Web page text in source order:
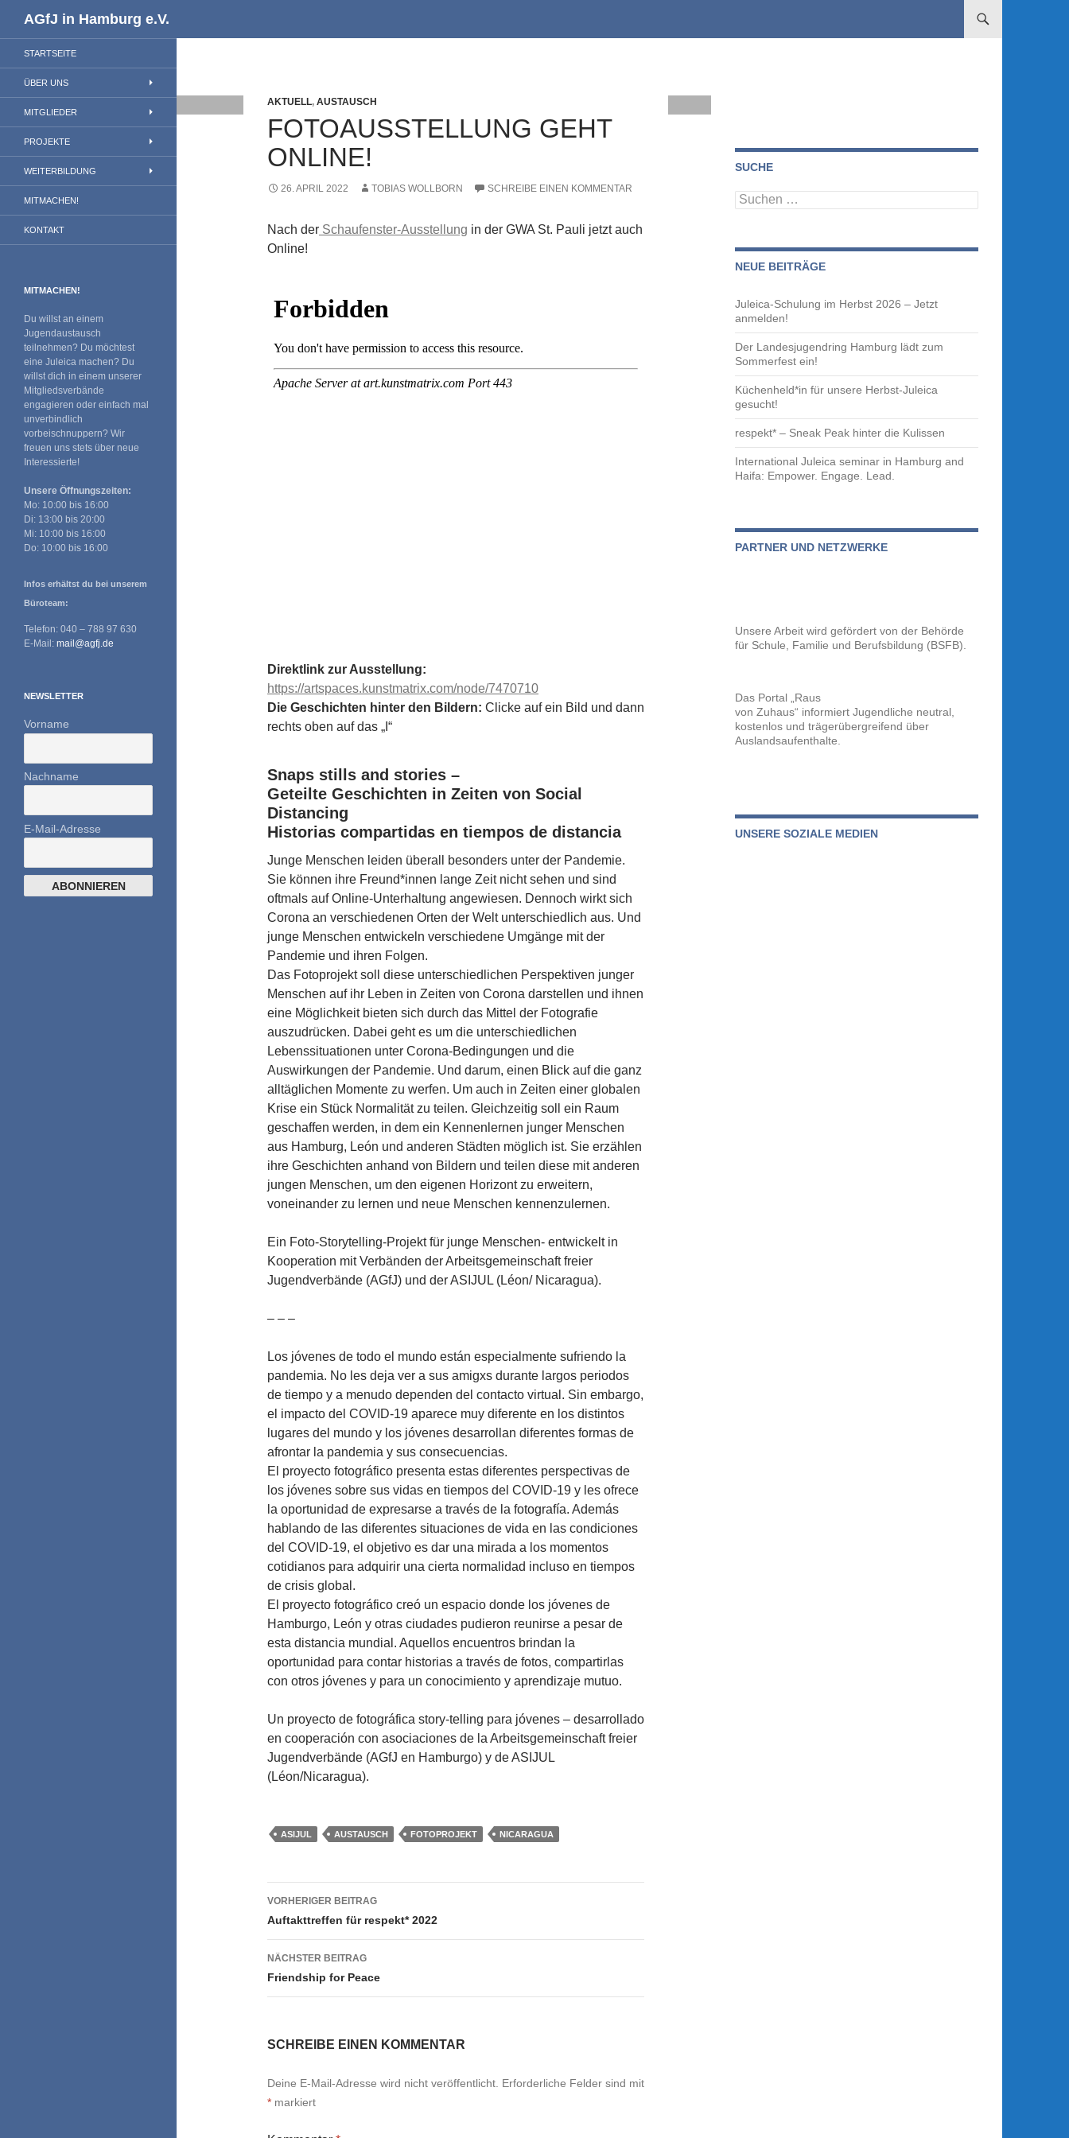
AGfJ in Hamburg e.V.
AKTUELL, AUSTAUSCH
FOTOAUSSTELLUNG GEHT
ONLINE!
26. APRIL 2022 TOBIAS WOLLBORN SCHREIBE EINEN KOMMENTAR
Nach der Schaufenster-Ausstellung in der GWA St. Pauli jetzt auch
Online!
Direktlink zur Ausstellung:
https://artspaces.kunstmatrix.com/node/7470710
Die Geschichten hinter den Bildern: Clicke auf ein Bild und dann
rechts oben auf das „I“
Snaps stills and stories –
Geteilte Geschichten in Zeiten von Social
Distancing
Historias compartidas en tiempos de distancia
Junge Menschen leiden überall besonders unter der Pandemie.
Sie können ihre Freund*innen lange Zeit nicht sehen und sind
oftmals auf Online-Unterhaltung angewiesen. Dennoch wirkt sich
Corona an verschiedenen Orten der Welt unterschiedlich aus. Und
junge Menschen entwickeln verschiedene Umgänge mit der
Pandemie und ihren Folgen.
Das Fotoprojekt soll diese unterschiedlichen Perspektiven junger
Menschen auf ihr Leben in Zeiten von Corona darstellen und ihnen
eine Möglichkeit bieten sich durch das Mittel der Fotografie
auszudrücken. Dabei geht es um die unterschiedlichen
Lebenssituationen unter Corona-Bedingungen und die
Auswirkungen der Pandemie. Und darum, einen Blick auf die ganz
alltäglichen Momente zu werfen. Um auch in Zeiten einer globalen
Krise ein Stück Normalität zu teilen. Gleichzeitig soll ein Raum
geschaffen werden, in dem ein Kennenlernen junger Menschen
aus Hamburg, León und anderen Städten möglich ist. Sie erzählen
ihre Geschichten anhand von Bildern und teilen diese mit anderen
jungen Menschen, um den eigenen Horizont zu erweitern,
voneinander zu lernen und neue Menschen kennenzulernen.
Ein Foto-Storytelling-Projekt für junge Menschen- entwickelt in
Kooperation mit Verbänden der Arbeitsgemeinschaft freier
Jugendverbände (AGfJ) und der ASIJUL (Léon/ Nicaragua).
– – –
Los jóvenes de todo el mundo están especialmente sufriendo la
pandemia. No les deja ver a sus amigxs durante largos periodos
de tiempo y a menudo dependen del contacto virtual. Sin embargo,
el impacto del COVID-19 aparece muy diferente en los distintos
lugares del mundo y los jóvenes desarrollan diferentes formas de
afrontar la pandemia y sus consecuencias.
El proyecto fotográfico presenta estas diferentes perspectivas de
los jóvenes sobre sus vidas en tiempos del COVID-19 y les ofrece
la oportunidad de expresarse a través de la fotografía. Además
hablando de las diferentes situaciones de vida en las condiciones
del COVID-19, el objetivo es dar una mirada a los momentos
cotidianos para adquirir una cierta normalidad incluso en tiempos
de crisis global.
El proyecto fotográfico creó un espacio donde los jóvenes de
Hamburgo, León y otras ciudades pudieron reunirse a pesar de
esta distancia mundial. Aquellos encuentros brindan la
oportunidad para contar historias a través de fotos, compartirlas
con otros jóvenes y para un conocimiento y aprendizaje mutuo.
Un proyecto de fotográfica story-telling para jóvenes – desarrollado
en cooperación con asociaciones de la Arbeitsgemeinschaft freier
Jugendverbände (AGfJ en Hamburgo) y de ASIJUL
(Léon/Nicaragua).
ASIJUL AUSTAUSCH FOTOPROJEKT NICARAGUA
Beitragsnavigation
VORHERIGER BEITRAG
Auftakttreffen für respekt* 2022
NÄCHSTER BEITRAG
Friendship for Peace
SCHREIBE EINEN KOMMENTAR
Deine E-Mail-Adresse wird nicht veröffentlicht. Erforderliche Felder sind mit
* markiert
SUCHE
Suchen
nach:
NEUE BEITRÄGE
Juleica-Schulung im Herbst 2026 – Jetzt
anmelden!
Der Landesjugendring Hamburg lädt zum
Sommerfest ein!
Küchenheld*in für unsere Herbst-Juleica
gesucht!
respekt* – Sneak Peak hinter die Kulissen
International Juleica seminar in Hamburg and
Haifa: Empower. Engage. Lead.
PARTNER UND NETZWERKE
Unsere Arbeit wird gefördert von der Behörde
für Schule, Familie und Berufsbildung (BSFB).
Das Portal „Raus
von Zuhaus“ informiert Jugendliche neutral,
kostenlos und trägerübergreifend über
Auslandsaufenthalte.
UNSERE SOZIALE MEDIEN
STARTSEITE
ÜBER UNS
MITGLIEDER
PROJEKTE
WEITERBILDUNG
MITMACHEN!
KONTAKT
MITMACHEN!
Du willst an einem
Jugendaustausch
teilnehmen? Du möchtest
eine Juleica machen? Du
willst dich in einem unserer
Mitgliedsverbände
engagieren oder einfach mal
unverbindlich
vorbeischnuppern? Wir
freuen uns stets über neue
Interessierte!
Unsere Öffnungszeiten:
Mo: 10:00 bis 16:00
Di: 13:00 bis 20:00
Mi: 10:00 bis 16:00
Do: 10:00 bis 16:00
Infos erhältst du bei unserem
Büroteam:
Telefon: 040 – 788 97 630
E-Mail: mail@agfj.de
NEWSLETTER
Vorname
Nachname
E-Mail-Adresse